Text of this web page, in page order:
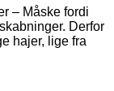
– Måske fordi
Derfor
hajer, lige fra